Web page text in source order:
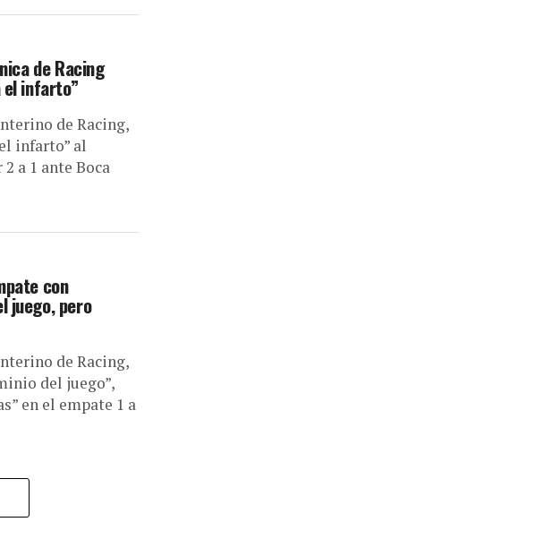
de Racing
el infarto”
de Racing,
infarto” al
a 1 ante Boca
con
juego, pero
de Racing,
del juego”,
en el empate 1 a